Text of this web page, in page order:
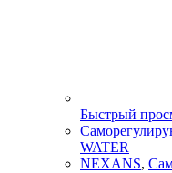
Быстрый
WATER
NEXANS,